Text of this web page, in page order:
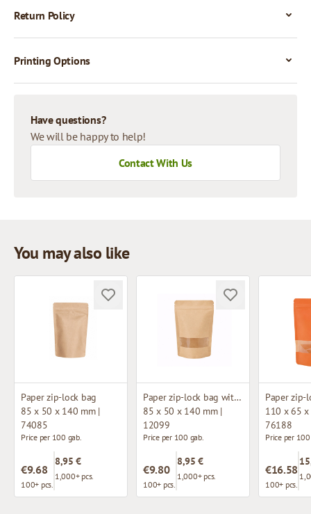
Return Policy
Printing Options
Have questions?
We will be happy to help!
Contact With Us
You may also like
Paper zip-lock bag
85 x 50 x 140 mm |
74085
Price per 100 gab.
€9.68
100+ pcs.
8,95 €
1,000+ pcs.
Paper zip-lock bag with window
85 x 50 x 140 mm |
12099
Price per 100 gab.
€9.80
100+ pcs.
8,95 €
1,000+ pcs.
110 x 65
76188
Price per
€16.58
100+ pcs.